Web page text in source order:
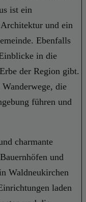
ist ein
und ein
Ebenfalls
in die
der Region gibt.
die
führen und
charmante
und
Waldneukirchen
laden